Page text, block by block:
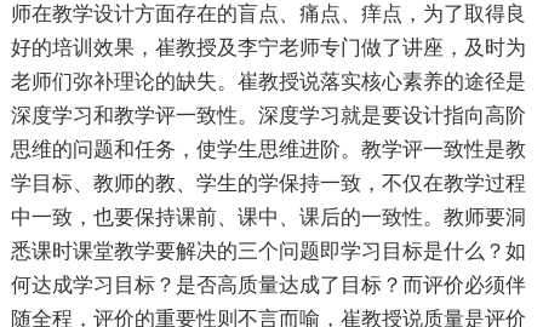
师在教学设计方面存在的盲点、痛点、痒点，为了取得良
好的培训效果，崔教授及李宁老师专门做了讲座，及时为
老师们弥补理论的缺失。崔教授说落实核心素养的途径是
深度学习和教学评一致性。深度学习就是要设计指向高阶
思维的问题和任务，使学生思维进阶。教学评一致性是教
学目标、教师的教、学生的学保持一致，不仅在教学过程
中一致，也要保持课前、课中、课后的一致性。教师要洞
悉课时课堂教学要解决的三个问题即学习目标是什么？如
何达成学习目标？是否高质量达成了目标？而评价必须伴
随全程，评价的重要性则不言而喻，崔教授说质量是评价